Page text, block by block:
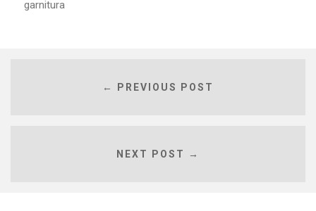
garnitura
← PREVIOUS POST
NEXT POST →